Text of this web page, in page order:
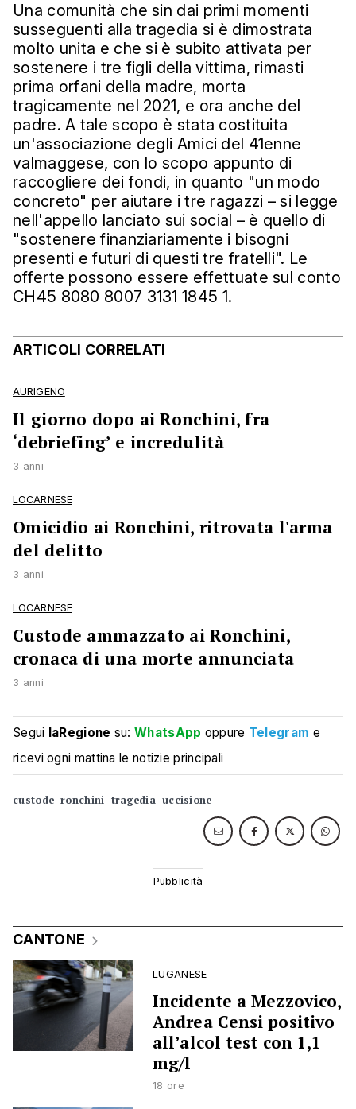
Una comunità che sin dai primi momenti
susseguenti alla tragedia si è dimostrata
molto unita e che si è subito attivata per
sostenere i tre figli della vittima, rimasti
prima orfani della madre, morta
tragicamente nel 2021, e ora anche del
padre. A tale scopo è stata costituita
un'associazione degli Amici del 41enne
valmaggese, con lo scopo appunto di
raccogliere dei fondi, in quanto "un modo
concreto" per aiutare i tre ragazzi – si legge
nell'appello lanciato sui social – è quello di
"sostenere finanziariamente i bisogni
presenti e futuri di questi tre fratelli". Le
offerte possono essere effettuate sul conto
CH45 8080 8007 3131 1845 1.
ARTICOLI CORRELATI
AURIGENO
Il giorno dopo ai Ronchini, fra
‘debriefing’ e incredulità
3 anni
LOCARNESE
Omicidio ai Ronchini, ritrovata l'arma
del delitto
3 anni
LOCARNESE
Custode ammazzato ai Ronchini,
cronaca di una morte annunciata
3 anni
Segui laRegione su:WhatsApp oppure Telegram e
ricevi ogni mattina le notizie principali
custode ronchini tragedia uccisione
CANTONE
LUGANESE
Incidente a Mezzovico,
Andrea Censi positivo
all’alcol test con 1,1
mg/l
18 ore